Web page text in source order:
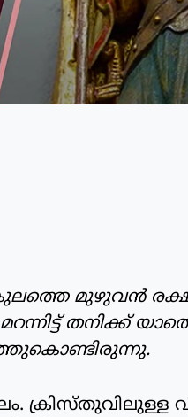
മുഴുവന്‍
തനിക്ക്
ക്രിസ്തുവിലുള്ള